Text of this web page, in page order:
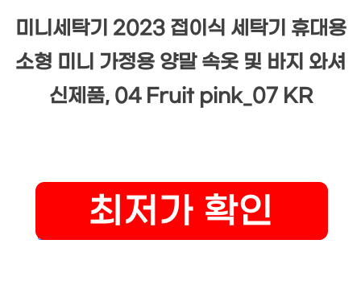
미니세탁기 2023 접이식 세탁기 휴대용
소형 미니 가정용 양말 속옷 및 바지 와셔
신제품, 04 Fruit pink_07 KR